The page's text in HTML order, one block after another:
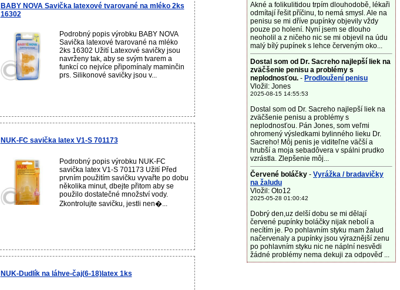
BABY NOVA Savička latexové tvarované na mléko 2ks
16302
Podrobný popis výrobku BABY NOVA
Savička latexové tvarované na mléko
2ks 16302 Užití Latexové savičky jsou
navrženy tak, aby se svým tvarem a
funkcí co nejvíce připomínaly maminčin
prs. Silikonové savičky jsou v...
NUK-FC savička latex V1-S 701173
Podrobný popis výrobku NUK-FC
savička latex V1-S 701173 Užití Před
prvním použitím savičku vyvařte po dobu
několika minut, dbejte přitom aby se
použilo dostatečné množství vody.
Zkontrolujte savičku, jestli nen�...
NUK-Dudlík na láhve-čaj(6-18)latex 1ks
Akné a folikulitidou trpím dlouhodobě, lékaři
odmítají řešit příčinu, to nemá smysl. Ale na
penisu se mi dříve pupínky objevily vždy
pouze po holení. Nyní jsem se dlouho
neoholil a z ničeho nic se mi objevil na údu
malý bílý pupínek s lehce červeným oko...
Dostal som od Dr. Sacreho najlepší liek na
zväčšenie penisu a problémy s
neplodnosťou. - Prodloužení penisu
Vložil: Jones
2025-08-15 14:55:53
Dostal som od Dr. Sacreho najlepší liek na
zväčšenie penisu a problémy s
neplodnosťou. Pán Jones, som veľmi
ohromený výsledkami bylinného lieku Dr.
Sacreho! Môj penis je viditeľne väčší a
hrubší a moja sebadôvera v spálni prudko
vzrástla. Zlepšenie môj...
Červené boláčky - Vyrážka / bradavičky
na žaludu
Vložil: Oto12
2025-05-28 01:00:42
Dobrý den,uz delší dobu se mi dělají
červené pupínky boláčky nijak nebolí a
necítím je. Po pohlavním styku mam žalud
načervenaly a pupínky jsou výraznější zenu
po pohlavním styku nic ne náplní nesvědi
žádné problémy nema dekuji za odpověď ...